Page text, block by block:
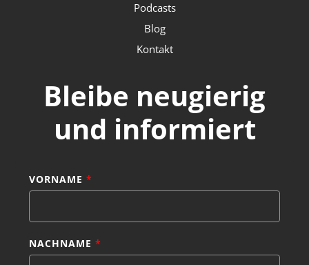
Podcasts
Blog
Kontakt
Bleibe neugierig
und informiert
VORNAME*
NACHNAME *